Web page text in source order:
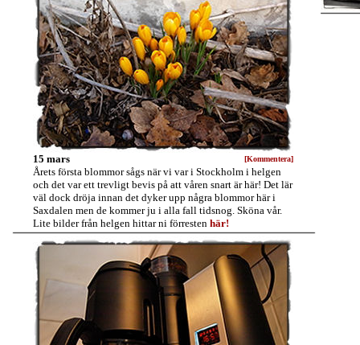
15 mars [Kommentera]
Årets första blommor sågs när vi var i Stockholm i helgen
och det var ett trevligt bevis på att våren snart är här! Det lär
väl dock dröja innan det dyker upp några blommor här i
Saxdalen men de kommer ju i alla fall tidsnog. Sköna vår.
Lite bilder från helgen hittar ni förresten här!